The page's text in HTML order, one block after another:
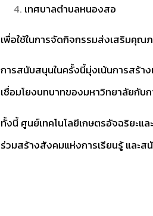
เทศบาลตำบลหนองสอ
เพื่อใช้ในการจัดกิจกรรมส่งเสริมคุณ
การสนับสนุนในครั้งนี้มุ่งเน้นการสร้า
เชื่อมโยงบทบาทของมหาวิทยาลัยกั
ทั้งนี้ ศูนย์เทคโนโลยีเกษตรอัจฉริยะ
ร่วมสร้างสังคมแห่งการเรียนรู้ และ